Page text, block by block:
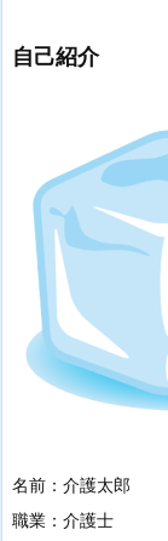
自己紹介
名前：介護太郎
職業：介護士